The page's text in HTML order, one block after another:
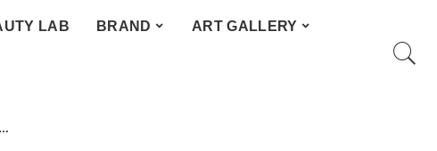
LAB BRAND ART GALLERY